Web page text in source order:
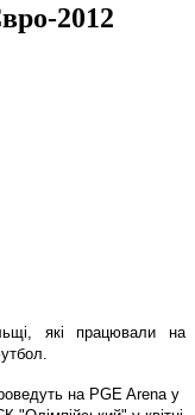
2012
які працювали на
на PGE Arena у